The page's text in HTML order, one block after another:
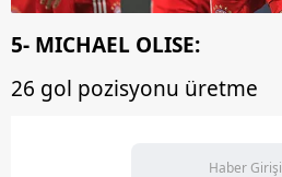
5- MICHAEL OLISE:
26 gol pozisyonu üretme
Haber Girişi